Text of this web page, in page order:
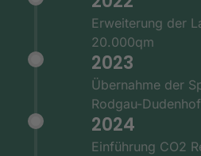
Erweiterung der
20.000qm
2023
Übernahme der
Rodgau-
2024
Einführung CO2